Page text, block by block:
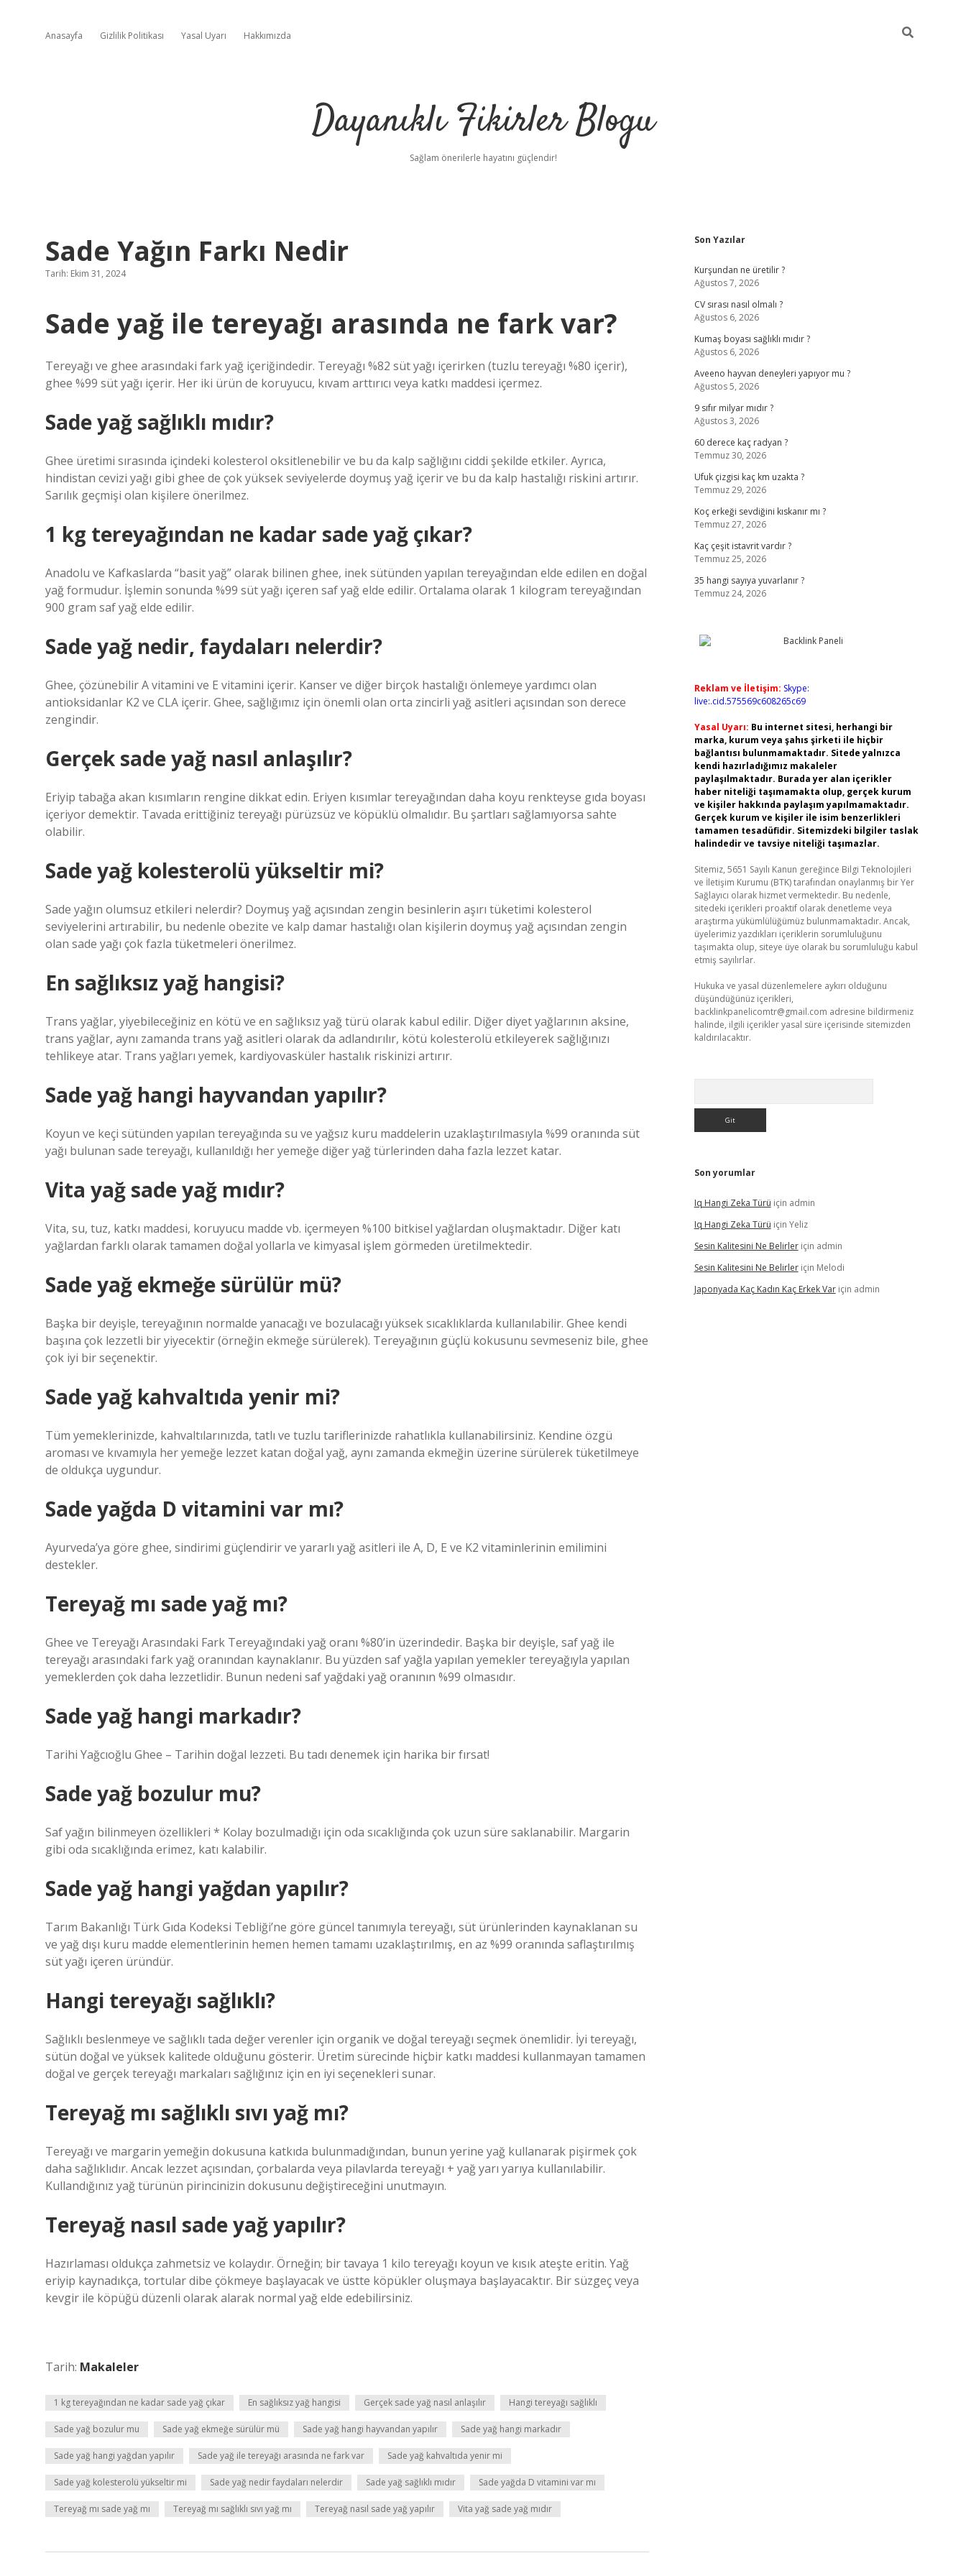
Anasayfa Gizlilik Politikası Yasal Uyarı Hakkımızda
Dayanıklı Fikirler Blogu
Sağlam önerilerle hayatını güçlendir!
Sade Yağın Farkı Nedir
Tarih: Ekim 31, 2024
Sade yağ ile tereyağı arasında ne fark var?
Tereyağı ve ghee arasındaki fark yağ içeriğindedir. Tereyağı %82 süt yağı içerirken (tuzlu tereyağı %80 içerir),
ghee %99 süt yağı içerir. Her iki ürün de koruyucu, kıvam arttırıcı veya katkı maddesi içermez.
Sade yağ sağlıklı mıdır?
Ghee üretimi sırasında içindeki kolesterol oksitlenebilir ve bu da kalp sağlığını ciddi şekilde etkiler. Ayrıca,
hindistan cevizi yağı gibi ghee de çok yüksek seviyelerde doymuş yağ içerir ve bu da kalp hastalığı riskini artırır.
Sarılık geçmişi olan kişilere önerilmez.
1 kg tereyağından ne kadar sade yağ çıkar?
Anadolu ve Kafkaslarda “basit yağ” olarak bilinen ghee, inek sütünden yapılan tereyağından elde edilen en doğal
yağ formudur. İşlemin sonunda %99 süt yağı içeren saf yağ elde edilir. Ortalama olarak 1 kilogram tereyağından
900 gram saf yağ elde edilir.
Sade yağ nedir, faydaları nelerdir?
Ghee, çözünebilir A vitamini ve E vitamini içerir. Kanser ve diğer birçok hastalığı önlemeye yardımcı olan
antioksidanlar K2 ve CLA içerir. Ghee, sağlığımız için önemli olan orta zincirli yağ asitleri açısından son derece
zengindir.
Gerçek sade yağ nasıl anlaşılır?
Eriyip tabağa akan kısımların rengine dikkat edin. Eriyen kısımlar tereyağından daha koyu renkteyse gıda boyası
içeriyor demektir. Tavada erittiğiniz tereyağı pürüzsüz ve köpüklü olmalıdır. Bu şartları sağlamıyorsa sahte
olabilir.
Sade yağ kolesterolü yükseltir mi?
Sade yağın olumsuz etkileri nelerdir? Doymuş yağ açısından zengin besinlerin aşırı tüketimi kolesterol
seviyelerini artırabilir, bu nedenle obezite ve kalp damar hastalığı olan kişilerin doymuş yağ açısından zengin
olan sade yağı çok fazla tüketmeleri önerilmez.
En sağlıksız yağ hangisi?
Trans yağlar, yiyebileceğiniz en kötü ve en sağlıksız yağ türü olarak kabul edilir. Diğer diyet yağlarının aksine,
trans yağlar, aynı zamanda trans yağ asitleri olarak da adlandırılır, kötü kolesterolü etkileyerek sağlığınızı
tehlikeye atar. Trans yağları yemek, kardiyovasküler hastalık riskinizi artırır.
Sade yağ hangi hayvandan yapılır?
Koyun ve keçi sütünden yapılan tereyağında su ve yağsız kuru maddelerin uzaklaştırılmasıyla %99 oranında süt
yağı bulunan sade tereyağı, kullanıldığı her yemeğe diğer yağ türlerinden daha fazla lezzet katar.
Vita yağ sade yağ mıdır?
Vita, su, tuz, katkı maddesi, koruyucu madde vb. içermeyen %100 bitkisel yağlardan oluşmaktadır. Diğer katı
yağlardan farklı olarak tamamen doğal yollarla ve kimyasal işlem görmeden üretilmektedir.
Sade yağ ekmeğe sürülür mü?
Başka bir deyişle, tereyağının normalde yanacağı ve bozulacağı yüksek sıcaklıklarda kullanılabilir. Ghee kendi
başına çok lezzetli bir yiyecektir (örneğin ekmeğe sürülerek). Tereyağının güçlü kokusunu sevmeseniz bile, ghee
çok iyi bir seçenektir.
Sade yağ kahvaltıda yenir mi?
Tüm yemeklerinizde, kahvaltılarınızda, tatlı ve tuzlu tariflerinizde rahatlıkla kullanabilirsiniz. Kendine özgü
aroması ve kıvamıyla her yemeğe lezzet katan doğal yağ, aynı zamanda ekmeğin üzerine sürülerek tüketilmeye
de oldukça uygundur.
Sade yağda D vitamini var mı?
Ayurveda’ya göre ghee, sindirimi güçlendirir ve yararlı yağ asitleri ile A, D, E ve K2 vitaminlerinin emilimini
destekler.
Tereyağ mı sade yağ mı?
Ghee ve Tereyağı Arasındaki Fark Tereyağındaki yağ oranı %80’in üzerindedir. Başka bir deyişle, saf yağ ile
tereyağı arasındaki fark yağ oranından kaynaklanır. Bu yüzden saf yağla yapılan yemekler tereyağıyla yapılan
yemeklerden çok daha lezzetlidir. Bunun nedeni saf yağdaki yağ oranının %99 olmasıdır.
Sade yağ hangi markadır?
Tarihi Yağcıoğlu Ghee – Tarihin doğal lezzeti. Bu tadı denemek için harika bir fırsat!
Sade yağ bozulur mu?
Saf yağın bilinmeyen özellikleri * Kolay bozulmadığı için oda sıcaklığında çok uzun süre saklanabilir. Margarin
gibi oda sıcaklığında erimez, katı kalabilir.
Sade yağ hangi yağdan yapılır?
Tarım Bakanlığı Türk Gıda Kodeksi Tebliği’ne göre güncel tanımıyla tereyağı, süt ürünlerinden kaynaklanan su
ve yağ dışı kuru madde elementlerinin hemen hemen tamamı uzaklaştırılmış, en az %99 oranında saflaştırılmış
süt yağı içeren üründür.
Hangi tereyağı sağlıklı?
Sağlıklı beslenmeye ve sağlıklı tada değer verenler için organik ve doğal tereyağı seçmek önemlidir. İyi tereyağı,
sütün doğal ve yüksek kalitede olduğunu gösterir. Üretim sürecinde hiçbir katkı maddesi kullanmayan tamamen
doğal ve gerçek tereyağı markaları sağlığınız için en iyi seçenekleri sunar.
Tereyağ mı sağlıklı sıvı yağ mı?
Tereyağı ve margarin yemeğin dokusuna katkıda bulunmadığından, bunun yerine yağ kullanarak pişirmek çok
daha sağlıklıdır. Ancak lezzet açısından, çorbalarda veya pilavlarda tereyağı + yağ yarı yarıya kullanılabilir.
Kullandığınız yağ türünün pirincinizin dokusunu değiştireceğini unutmayın.
Tereyağ nasıl sade yağ yapılır?
Hazırlaması oldukça zahmetsiz ve kolaydır. Örneğin; bir tavaya 1 kilo tereyağı koyun ve kısık ateşte eritin. Yağ
eriyip kaynadıkça, tortular dibe çökmeye başlayacak ve üstte köpükler oluşmaya başlayacaktır. Bir süzgeç veya
kevgir ile köpüğü düzenli olarak alarak normal yağ elde edebilirsiniz.
Tarih: Makaleler
1 kg tereyağından ne kadar sade yağ çıkar En sağlıksız yağ hangisi Gerçek sade yağ nasıl anlaşılır Hangi tereyağı sağlıklı
Sade yağ bozulur mu Sade yağ ekmeğe sürülür mü Sade yağ hangi hayvandan yapılır Sade yağ hangi markadır
Sade yağ hangi yağdan yapılır Sade yağ ile tereyağı arasında ne fark var Sade yağ kahvaltıda yenir mi
Sade yağ kolesterolü yükseltir mi Sade yağ nedir faydaları nelerdir Sade yağ sağlıklı mıdır Sade yağda D vitamini var mı
Tereyağ mı sade yağ mı Tereyağ mı sağlıklı sıvı yağ mı Tereyağ nasıl sade yağ yapılır Vita yağ sade yağ mıdır
Sidebar
Son Yazılar
Kurşundan ne üretilir ?
Ağustos 7, 2026
CV sırası nasıl olmalı ?
Ağustos 6, 2026
Kumaş boyası sağlıklı mıdır ?
Ağustos 6, 2026
Aveeno hayvan deneyleri yapıyor mu ?
Ağustos 5, 2026
9 sıfır milyar mıdır ?
Ağustos 3, 2026
60 derece kaç radyan ?
Temmuz 30, 2026
Ufuk çizgisi kaç km uzakta ?
Temmuz 29, 2026
Koç erkeği sevdiğini kıskanır mı ?
Temmuz 27, 2026
Kaç çeşit istavrit vardır ?
Temmuz 25, 2026
35 hangi sayıya yuvarlanır ?
Temmuz 24, 2026
Reklam ve İletişim: Skype:
live:.cid.575569c608265c69
Yasal Uyarı: Bu internet sitesi, herhangi bir
marka, kurum veya şahıs şirketi ile hiçbir
bağlantısı bulunmamaktadır. Sitede yalnızca
kendi hazırladığımız makaleler
paylaşılmaktadır. Burada yer alan içerikler
haber niteliği taşımamakta olup, gerçek kurum
ve kişiler hakkında paylaşım yapılmamaktadır.
Gerçek kurum ve kişiler ile isim benzerlikleri
tamamen tesadüfidir. Sitemizdeki bilgiler taslak
halindedir ve tavsiye niteliği taşımazlar.
Sitemiz, 5651 Sayılı Kanun gereğince Bilgi Teknolojileri
ve İletişim Kurumu (BTK) tarafından onaylanmış bir Yer
Sağlayıcı olarak hizmet vermektedir. Bu nedenle,
sitedeki içerikleri proaktif olarak denetleme veya
araştırma yükümlülüğümüz bulunmamaktadır. Ancak,
üyelerimiz yazdıkları içeriklerin sorumluluğunu
taşımakta olup, siteye üye olarak bu sorumluluğu kabul
etmiş sayılırlar.
Hukuka ve yasal düzenlemelere aykırı olduğunu
düşündüğünüz içerikleri,
backlinkpanelicomtr@gmail.com adresine bildirmeniz
halinde, ilgili içerikler yasal süre içerisinde sitemizden
kaldırılacaktır.
Son yorumlar
Iq Hangi Zeka Türü için admin
Iq Hangi Zeka Türü için Yeliz
Sesin Kalitesini Ne Belirleriçin admin
Sesin Kalitesini Ne Belirleriçin Melodi
Japonyada Kaç Kadın Kaç Erkek Variçin admin